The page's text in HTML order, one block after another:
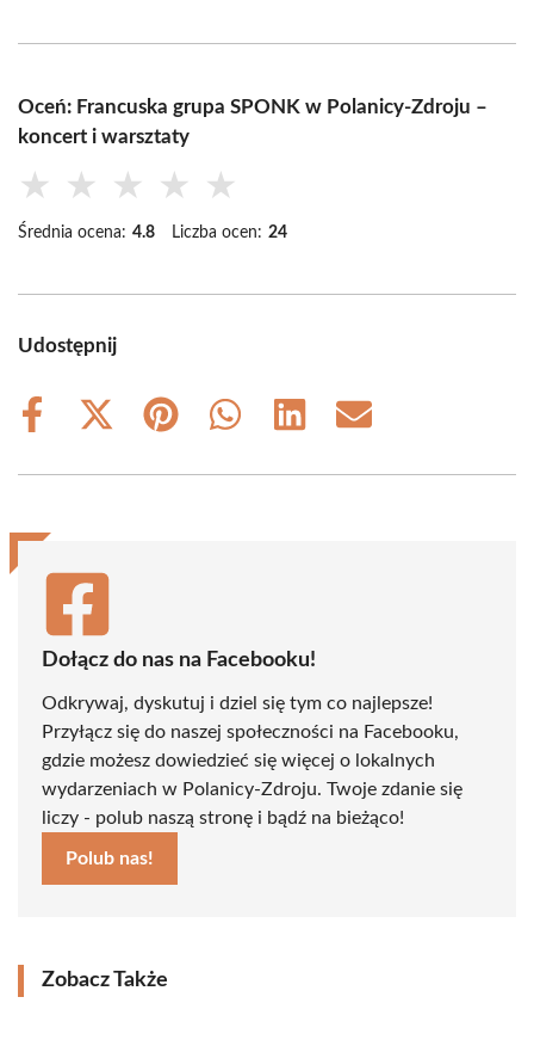
Oceń: Francuska grupa SPONK w Polanicy-Zdroju –
koncert i warsztaty
★ ★ ★ ★ ★
Średnia ocena: 4.8 Liczba ocen: 24
Udostępnij
Share
Share
(Twitter)
Share
Share
Share
Share
Dołącz do nas na Facebooku!
Odkrywaj, dyskutuj i dziel się tym co najlepsze!
Przyłącz się do naszej społeczności na Facebooku,
gdzie możesz dowiedzieć się więcej o lokalnych
wydarzeniach w Polanicy-Zdroju. Twoje zdanie się
liczy - polub naszą stronę i bądź na bieżąco!
Polub nas!
Zobacz Także